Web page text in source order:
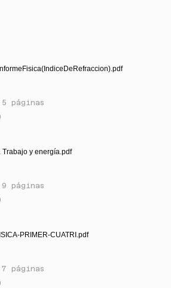
5 páginas
Trabajo y energía.pdf
9 páginas
PRIMER-CUATRI.pdf
7 páginas